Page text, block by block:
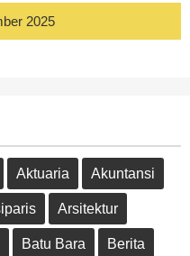
2025
Aktuaria Akuntansi
Arsitektur
Batu Bara Berita